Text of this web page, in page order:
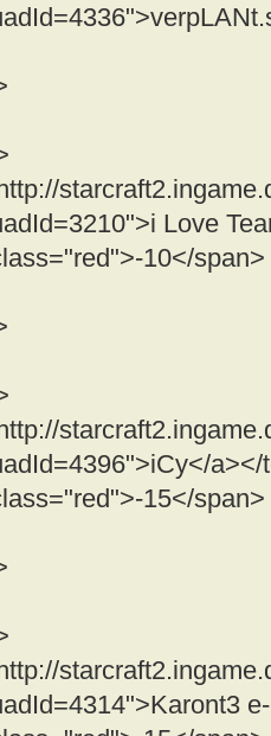
Love
10</span>
a></
15</span>